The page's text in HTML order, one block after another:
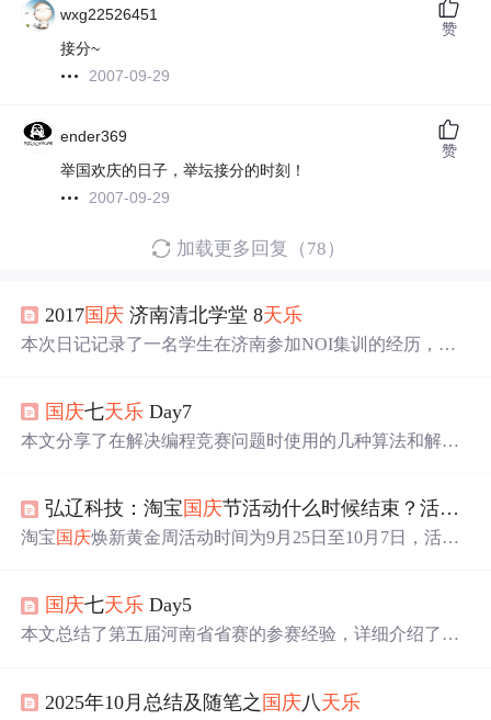
wxg22526451
接分~
2007-09-29
赞
ender369
举国欢庆的日子，举坛接分的时刻！
2007-09-29
赞
加载更多回复（78）
2017国庆 济南清北学堂 8天乐
本次日记记录了一名学生在济南参加NOI集训的经历，包
失与感受。
国庆七天乐 Day7
本文分享了在解决编程竞赛问题时使用的几种算法和解题
拟，内部收益率的数值求解过程，以及复杂路径优化问题
的解决策略。
弘辽科技：淘宝 国庆节活动什么时候结束？活动力度大吗？
淘宝国庆焕新黄金周活动时间为9月25日至10月7日，活动
件优惠、2折起售等多重优惠。消费者需了解活动规则，以
获取最大优惠。
国庆七天乐 Day5
本文总结了第五届河南省省赛的参赛经验，详细介绍了比
享了比赛中的教训及代码实现。
2025年10月总结及随笔之 国庆八 天乐